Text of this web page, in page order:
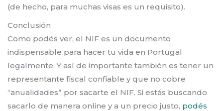
(de hecho, para muchas visas es un requisito).
Conclusión
Como podés ver, el NIF es un documento
indispensable para hacer tu vida en Portugal
legalmente. Y así de importante también es tener un
representante fiscal confiable y que no cobre
“anualidades” por sacarte el NIF. Si estás buscando
sacarlo de manera online y a un precio justo, podés